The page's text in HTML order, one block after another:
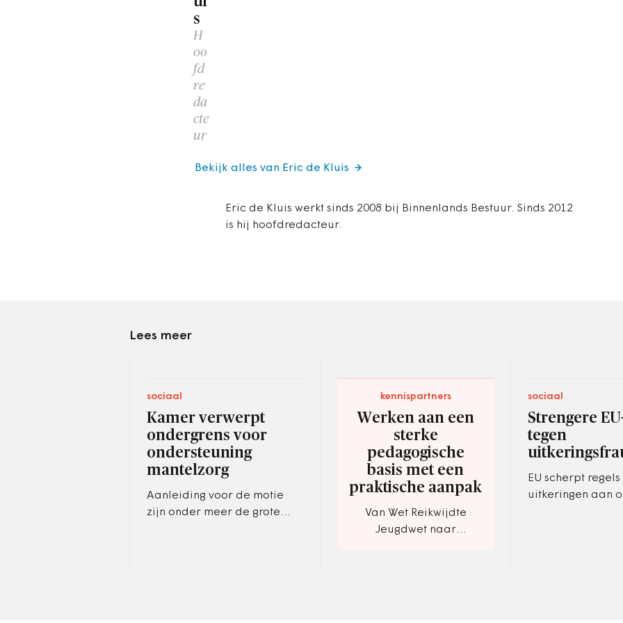
s
H
oo
fd
re
da
cte
ur
Eric de Kluis werkt sinds 2008 bij Binnenlands Bestuur. Sinds 2012
is hij hoofdredacteur.
Bekijk alles van Eric de Kluis
Lees meer
sociaal
Kamer verwerpt
ondergrens voor
ondersteuning
mantelzorg
Aanleiding voor de motie
zijn onder meer de grote
kennispartners
Werken aan een
sterke
pedagogische
basis met een
praktische aanpak
Van Wet Reikwijdte
Jeugdwet naar
sociaal
Strengere
tegen
EU scherpt
uitkeringen aan